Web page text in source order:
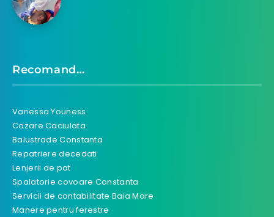
Recomand…
Vanessa Youness
Cazare Caciulata
Balustrade Constanta
Repatriere decedati
Lenjerii de pat
Spalatorie covoare Constanta
Servicii de contabilitate Baia Mare
Manere pentru ferestre